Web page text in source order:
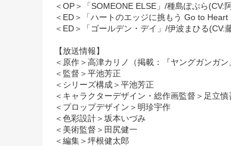
＜OP＞「SOMEONE ELSE」/種島ぽぷら
＜ED＞「ハートのエッジに挑もう Go to
＜ED＞「ゴールデン・デイ」/伊波まひる(CV:
【放送情報】
＜原作＞高津カリノ（掲載：『ヤングガンガン
＜監督＞平池芳正
＜シリーズ構成＞平池芳正
＜キャラクターデザイン・総作画監督＞足立慎
＜プロップデザイン＞明珍宇作
＜色彩設計＞坂本いづみ
＜美術監督＞田尻健一
＜編集＞坪根健太郎